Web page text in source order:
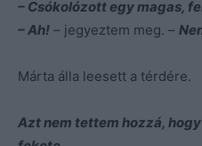
– Csókolózott egy magas,
– Ah! – jegyeztem meg. –
Márta álla leesett a térdére.
Azt nem tettem hozzá,